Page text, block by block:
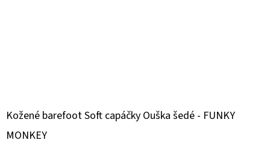
Kožené barefoot Soft capáčky Ouška šedé - FUNKY
MONKEY